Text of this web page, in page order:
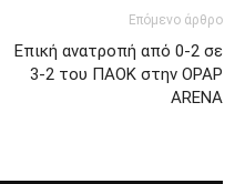
Επόμενο άρθρο
Επική ανατροπή από 0-2 σε
3-2 του ΠΑΟΚ στην OPAP
ARENA